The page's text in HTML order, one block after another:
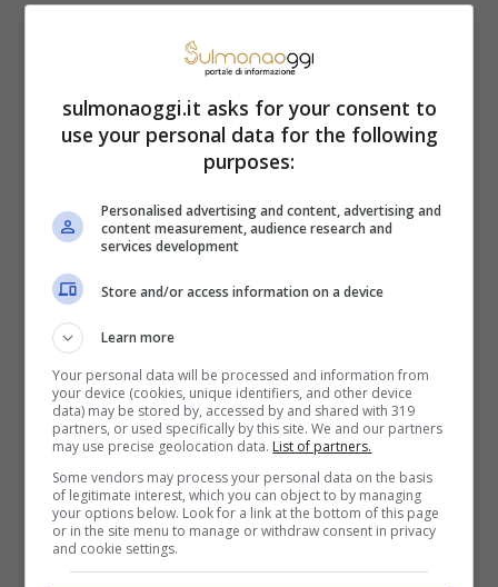
Articoli recentiCambiamento importante
per la pensione minima: gli
aspettava
chiaramente: è pericoloso
chiarezza su quante volte
a settimana vanno lavati i
capelli
Truffa Superbonus, per
questi proprietari stop alle
cessione del credito
sulmonaoggi.it asks for your consent to
use your personal data for the following
purposes:
Personalised advertising and content, advertising and
content measurement, audience research and
services development
Store and/or access information on a device
Learn more
Your personal data will be processed and information from
your device (cookies, unique identifiers, and other device
data) may be stored by, accessed by and shared with 319
partners, or used specifically by this site. We and our partners
may use precise geolocation data. List of partners.
Some vendors may process your personal data on the basis
of legitimate interest, which you can object to by managing
your options below. Look for a link at the bottom of this page
or in the site menu to manage or withdraw consent in privacy
and cookie settings.